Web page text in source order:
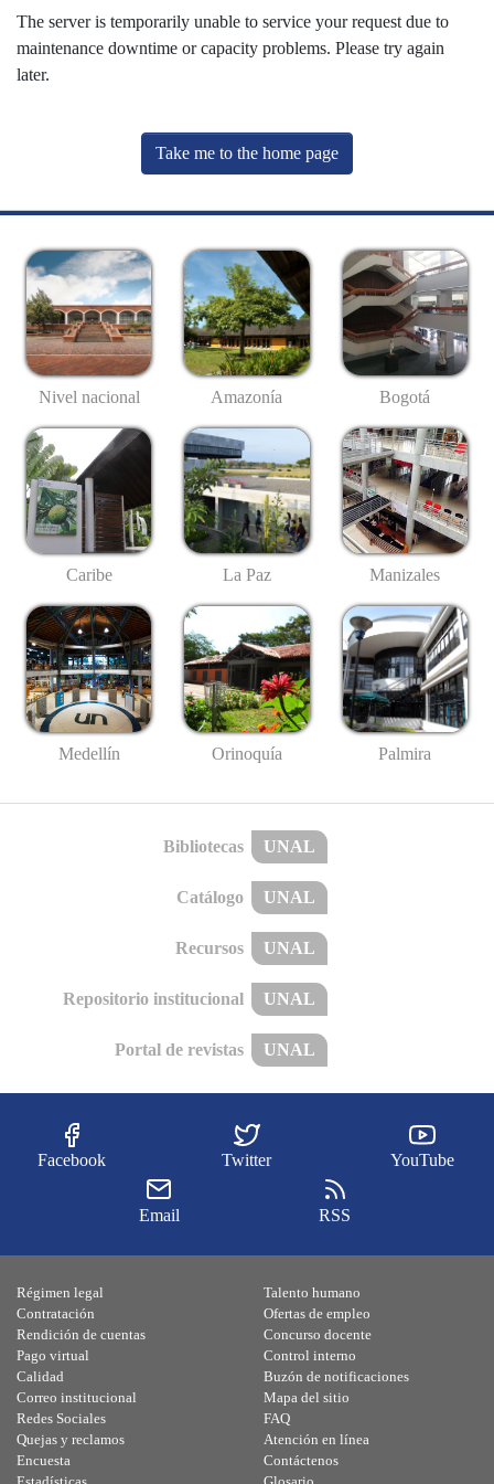
The server is temporarily unable to service your request due to
maintenance downtime or capacity problems. Please try again
later.
Take me to the home page
Nivel nacional Amazonía Bogotá
Caribe La Paz Manizales
Medellín Orinoquía Palmira
Bibliotecas UNAL
Catálogo UNAL
Recursos UNAL
Repositorio institucional UNAL
Portal de revistas UNAL
Facebook Twitter YouTube
Email RSS
Régimen legal
Contratación
Rendición de cuentas
Pago virtual
Calidad
Talento humano
Ofertas de empleo
Concurso docente
Control interno
Buzón de notificaciones
Correo institucional
Redes Sociales
Quejas y reclamos
Encuesta
Mapa del sitio
FAQ
Atención en línea
Contáctenos